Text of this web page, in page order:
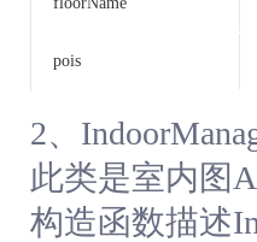
pois
2、
此类是室内图
构造函数描述